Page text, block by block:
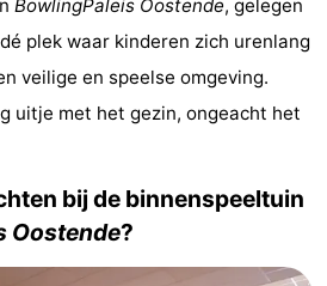
BowlingPaleis Oostende, gelegen
plek waar kinderen zich urenlang
veilige en speelse omgeving.
uitje met het gezin, ongeacht het
bij de binnenspeeltuin
Oostende?